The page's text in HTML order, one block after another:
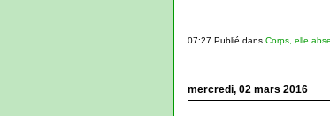
07:27 Publié dans Corps, elle
mercredi, 02 mars 2016